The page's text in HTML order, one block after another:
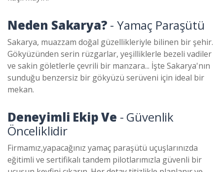
Neden Sakarya? - Yamaç Paraşütü
Sakarya, muazzam doğal güzellikleriyle bilinen bir şehir.
Gökyüzünden serin rüzgarlar, yeşilliklerle bezeli vadiler
ve sakin göletlerle çevrili bir manzara... İşte Sakarya'nın
sunduğu benzersiz bir gökyüzü serüveni için ideal bir
mekan.
Deneyimli Ekip Ve - Güvenlik
Önceliklidir
Firmamız,yapacağınız yamaç paraşütü uçuşlarınızda
eğitimli ve sertifikalı tandem pilotlarımızla güvenli bir